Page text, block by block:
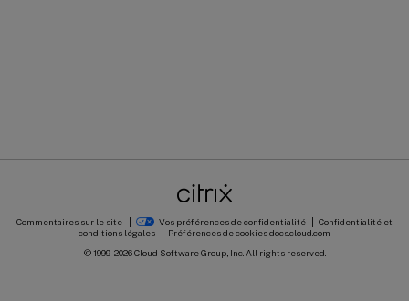
Commentaires sur le site Vos préférences de confidentialité
Confidentialité et
conditions légales
Préférences de cookiesdocs.cloud.com
© 1999-2026Cloud Software Group, Inc. All rights reserved.